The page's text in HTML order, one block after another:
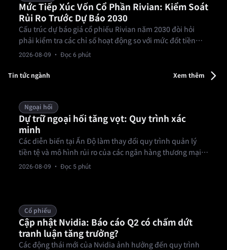
Mức Tiếp Xúc Vốn Cổ Phần Rivian: Kiểm Soát
Rủi Ro Trước Dự Báo 2030
Cấu trúc dự báo giá cổ phiếu Rivian năm 2030 đòi hỏi
phải kiểm tra các chỉ số hoạt động so với mức đốt tiền
mặt và nhịp độ giao hàng, thay vì dựa vào đà tăng. Thiết
mức chịu rủi ro trước khi phân bổ vốn vào lĩnh vực sản
2026-08-09 · Đọc 6 phút
Tin tức ngành Xem thêm
Ngoại hối
Dự trữ ngoại hối tăng vọt: Quy trình xác
minh
Các diễn biến tại Ấn Độ làm thay đổi quy trình quản lý
tiền tệ và mô hình rủi ro của các ngân hàng thương mại.
Ngân hàng Dự trữ Ấn Độ cho biết dự trữ ngoại hối tăng
2026-08-09 · Đọc 5 phút
Cổ phiếu
Cập nhật Nvidia: Báo cáo Q2 có chấm dứt
tranh luận tăng trưởng?
Các động thái mới của Nvidia ảnh hưởng đến quy trình